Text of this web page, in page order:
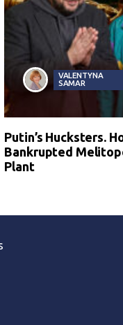
VALENTYNA
SAMAR
Putin’s Hucksters.
Bankrupted
Plant